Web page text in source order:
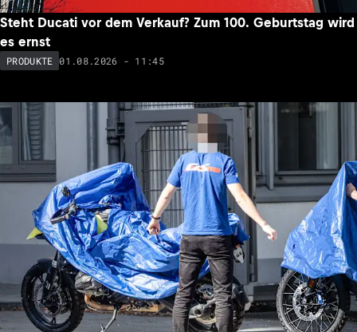
Steht Ducati vor dem Verkauf? Zum 100. Geburtstag wird
es ernst
PRODUKTE 01.08.2026 - 11:45